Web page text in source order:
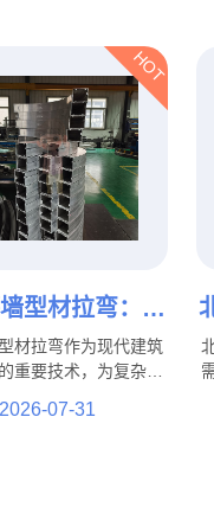
HOT
型材拉弯：提
型与结构性能
要加工工艺
材拉弯作为现代建筑
重要技术，为复杂建
设施，从高端住宅到
2026-07-31